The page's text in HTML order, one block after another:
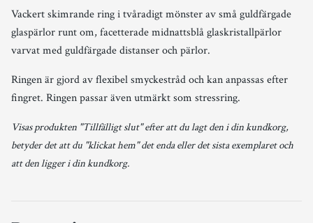
Vackert skimrande ring i tvåradigt mönster av små guldfärgade
glaspärlor runt om, facetterade midnattsblå glaskristallpärlor
varvat med guldfärgade distanser och pärlor.
Ringen är gjord av flexibel smyckestråd och kan anpassas efter
fingret. Ringen passar även utmärkt som stressring.
Visas produkten "Tillfälligt slut" efter att du lagt den i din kundkorg,
betyder det att du "klickat hem" det enda eller det sista exemplaret och
att den ligger i din kundkorg.